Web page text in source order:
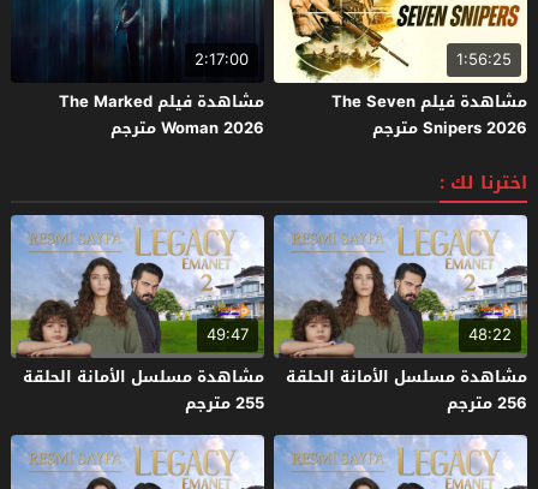
1:56:25
مشاهدة فيلم The Seven
Snipers 2026 مترجم
2:17:00
مشاهدة فيلم The Marked
Woman 2026 مترجم
اخترنا لك :
48:22
مشاهدة مسلسل الأمانة الحلقة
256 مترجم
49:47
مشاهدة مسلسل الأمانة الحلقة
255 مترجم